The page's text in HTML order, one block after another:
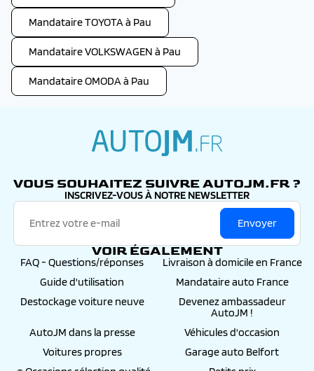
Mandataire TOYOTA à Pau
Mandataire VOLKSWAGEN à Pau
Mandataire OMODA à Pau
VOUS SOUHAITEZ SUIVRE AUTOJM.FR ?
INSCRIVEZ-VOUS À NOTRE NEWSLETTER
Envoyer
VOIR ÉGALEMENT
FAQ - Questions/réponses
Livraison à domicile en France
Guide d'utilisation
Mandataire auto France
Destockage voiture neuve
Devenez ambassadeur
AutoJM !
AutoJM dans la presse
Véhicules d'occasion
Voitures propres
Garage auto Belfort